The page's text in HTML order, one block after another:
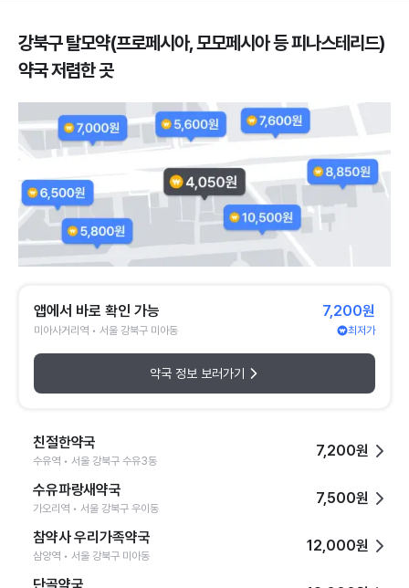
강북구 탈모약(프로페시아, 모모페시아 등 피나스테리드)
약국 저렴한 곳
앱에서 바로 확인 가능
미아사거리역 • 서울 강북구 미아동
7,200원
최저가
약국 정보 보러가기
친절한약국
수유역 • 서울 강북구 수유3동
7,200원
수유파랑새약국
가오리역 • 서울 강북구 우이동
7,500원
참약사 우리가족약국
삼양역 • 서울 강북구 미아동
12,000원